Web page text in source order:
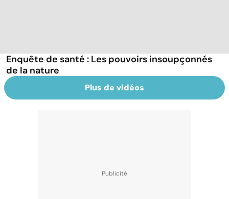
Enquête de santé : Les pouvoirs insoupçonnés
de la nature
Plus de vidéos